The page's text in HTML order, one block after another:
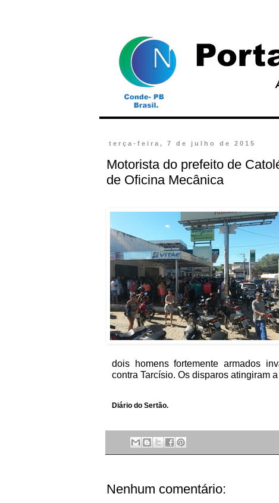
terça-feira, 7 de julho de 2015
Motorista do prefeito de
de Oficina Mecânica
dois homens fortemente armados
contra Tarcísio. Os disparos atingiram
Diário do Sertão.
Nenhum comentário: